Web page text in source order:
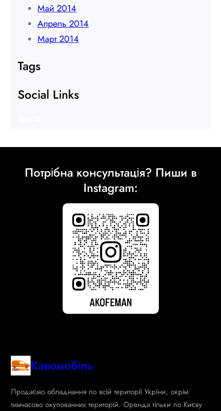
Май 2014
Апрель 2014
Март 2014
Tags
Social Links
Потрібна консультація? Пиши в
Instagram:
Кавомобіль
Продаємо обладнання по всій території Укрїни, окрім
тимчасово окупованних територій. Оренда тільки по Києву